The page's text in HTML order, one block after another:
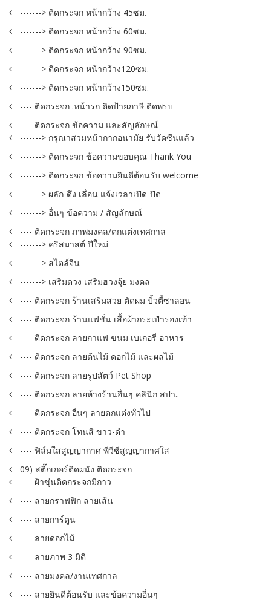
-------> ติดกระจก หน้ากว้าง 45ซม.
-------> ติดกระจก หน้ากว้าง 60ซม.
-------> ติดกระจก หน้ากว้าง 90ซม.
-------> ติดกระจก หน้ากว้าง120ซม.
-------> ติดกระจก หน้ากว้าง150ซม.
---- ติดกระจก .หน้ารถ ติดป้ายภาษี ติดพรบ
---- ติดกระจก ข้อความ และสัญลักษณ์
-------> กรุณาสวมหน้ากากอนามัย รับวัคซีนแล้ว
-------> ติดกระจก ข้อความขอบคุณ Thank You
-------> ติดกระจก ข้อความยินดีต้อนรับ welcome
-------> ผลัก-ดึง เลื่อน แจ้งเวลาเปิด-ปิด
-------> อื่นๆ ข้อความ / สัญลักษณ์
---- ติดกระจก ภาพมงคล/ตกแต่งเทศกาล
-------> คริสมาสต์ ปีใหม่
-------> สไตล์จีน
-------> เสริมดวง เสริมฮวงจุ้ย มงคล
---- ติดกระจก ร้านเสริมสวย ตัดผม บิ้วตี้ซาลอน
---- ติดกระจก ร้านแฟชั่น เสื้อผ้ากระเป๋ารองเท้า
---- ติดกระจก ลายกาแฟ ขนม เบเกอรี่ อาหาร
---- ติดกระจก ลายต้นไม้ ดอกไม้ และผลไม้
---- ติดกระจก ลายรูปสัตว์ Pet Shop
---- ติดกระจก ลายห้างร้านอื่นๆ คลินิก สปา..
---- ติดกระจก อื่นๆ ลายตกแต่งทั่วไป
---- ติดกระจก โทนสี ขาว-ดำ
---- ฟิล์มใสสูญญากาศ พีวีซีสูญญากาศใส
09) สติ๊กเกอร์ติดผนัง ติดกระจก
---- ฝ้าขุ่นติดกระจกมีกาว
---- ลายกราฟฟิก ลายเส้น
---- ลายการ์ตูน
---- ลายดอกไม้
---- ลายภาพ 3 มิติ
---- ลายมงคล/งานเทศกาล
---- ลายยินดีต้อนรับ และข้อความอื่นๆ